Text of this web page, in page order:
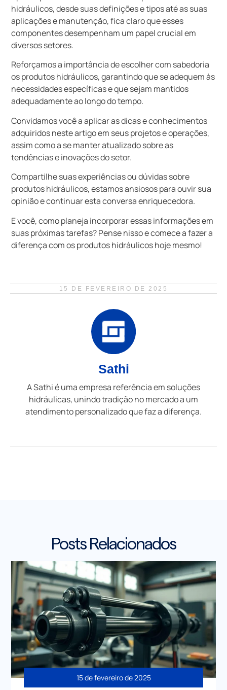
hidráulicos, desde suas definições e tipos até as suas
aplicações e manutenção, fica claro que esses
componentes desempenham um papel crucial em
diversos setores.
Reforçamos a importância de escolher com sabedoria
os produtos hidráulicos, garantindo que se adequem às
necessidades específicas e que sejam mantidos
adequadamente ao longo do tempo.
Convidamos você a aplicar as dicas e conhecimentos
adquiridos neste artigo em seus projetos e operações,
assim como a se manter atualizado sobre as
tendências e inovações do setor.
Compartilhe suas experiências ou dúvidas sobre
produtos hidráulicos, estamos ansiosos para ouvir sua
opinião e continuar esta conversa enriquecedora.
E você, como planeja incorporar essas informações em
suas próximas tarefas? Pense nisso e comece a fazer a
diferença com os produtos hidráulicos hoje mesmo!
15 DE FEVEREIRO DE 2025
Sathi
A Sathi é uma empresa referência em soluções
hidráulicas, unindo tradição no mercado a um
atendimento personalizado que faz a diferença.
Posts Relacionados
15 de fevereiro de 2025